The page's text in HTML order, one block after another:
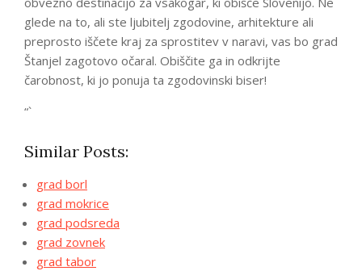
glede na to, ali ste ljubitelj zgodovine, arhitekture ali
preprosto iščete kraj za sprostitev v naravi, vas bo grad
Štanjel zagotovo očaral. Obiščite ga in odkrijte
čarobnost, ki jo ponuja ta zgodovinski biser!
“`
Similar Posts:
grad borl
grad mokrice
grad podsreda
grad zovnek
grad tabor